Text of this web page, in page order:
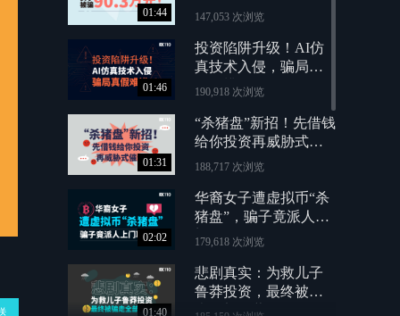
01:44
元！
147,053 次浏览
01:46
投资陷阱升级！AI仿
真技术入侵，骗局真
假难辨！
190,918 次浏览
01:31
“杀猪盘”新招！先借钱
给你投资再威胁式催
债
188,717 次浏览
02:02
华裔女子遭虚拟币“杀
猪盘”，骗子竟派人上
门取现金！
179,618 次浏览
01:40
悲剧真实：为救儿子
鲁莽投资，最终被骗
走全部积蓄